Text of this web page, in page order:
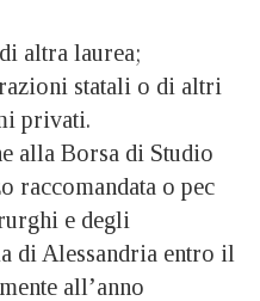
altra laurea;
statali o di altri
privati.
alla Borsa di Studio
raccomandata o pec
e degli
di Alessandria entro il
all’anno